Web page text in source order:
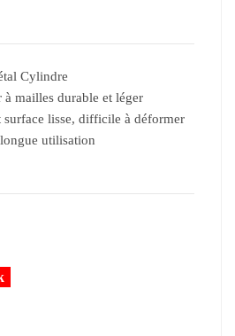
Cylindre
à mailles durable et léger
surface lisse, difficile à déformer
utilisation